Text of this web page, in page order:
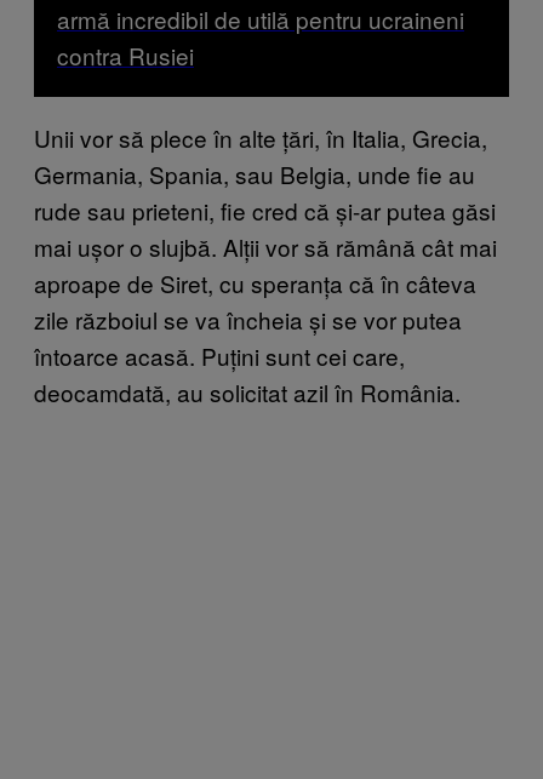
armă incredibil de utilă pentru ucraineni
contra Rusiei
Unii vor să plece în alte țări, în Italia, Grecia,
Germania, Spania, sau Belgia, unde fie au
rude sau prieteni, fie cred că și-ar putea găsi
mai ușor o slujbă. Alții vor să rămână cât mai
aproape de Siret, cu speranța că în câteva
zile războiul se va încheia și se vor putea
întoarce acasă. Puțini sunt cei care,
deocamdată, au solicitat azil în România.